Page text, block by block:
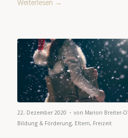
Weiterlesen →
22. Dezember 2020 - von Marion Breiter-
Bildung & Förderung, Eltern, Freizeit